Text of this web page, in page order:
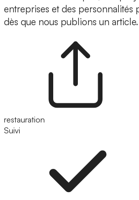
entreprises et des personnalités
dès que nous publions un article.
restauration
Suivi